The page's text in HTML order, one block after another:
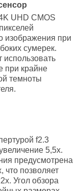
UHD CMOS
изображения при
сумерек.
использовать
при крайне
темноты
f2.3
5,5х.
предусмотрена
что позволяет
Угол обзора